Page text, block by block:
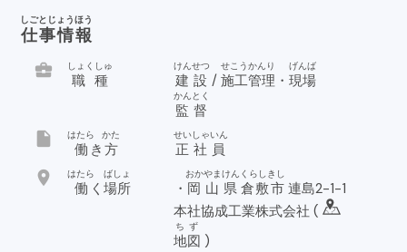
仕事情報
しごとじょうほう
business_center
職種
しょくしゅ
建設
けんせつ
/ 施工
せこう
管理
かんり
・ 現場
げんば
監督
かんとく
insert_drive_file
働
はたら
き 方
かた
正社員
せいしゃいん
location_on
働
はたら
く場所
ばしょ
・ 岡山
おかやま
県
けん
倉敷市
くらしきし
連島2-1-1
本社協成工業株式会社 (
地図
ちず
)